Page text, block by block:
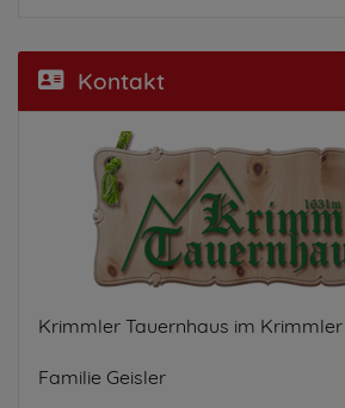
Kontakt
Krimmler Tauernhaus im
Familie Geisler